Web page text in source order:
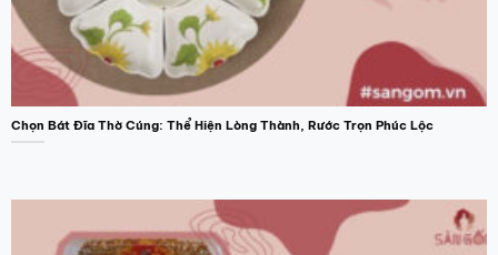
Chọn Bát Đĩa Thờ Cúng: Thể Hiện Lòng Thành, Rước Trọn Phúc Lộc